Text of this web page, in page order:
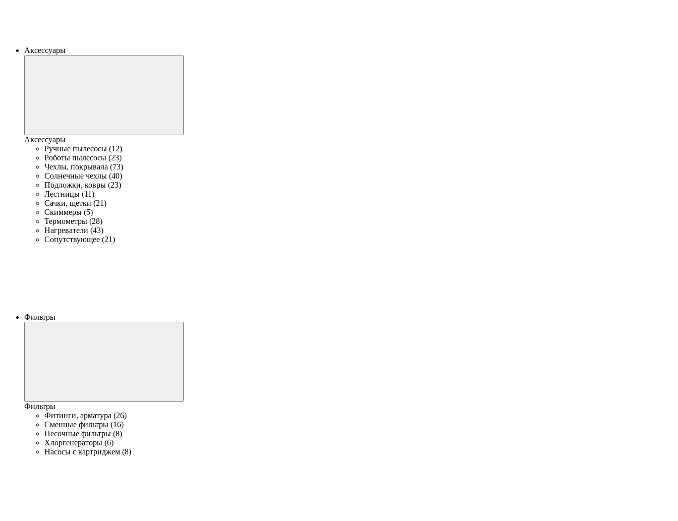
Аксессуары
Аксессуары
Ручные пылесосы (12)
Роботы пылесосы (23)
Чехлы, покрывала (73)
Солнечные чехлы (40)
Подложки, ковры (23)
Лестницы (11)
Сачки, щетки (21)
Скиммеры (5)
Термометры (28)
Нагреватели (43)
Сопутствующее (21)
Фильтры
Фильтры
Фитинги, арматура (26)
Сменные фильтры (16)
Песочные фильтры (8)
Хлоргенераторы (6)
Насосы с картриджем (8)